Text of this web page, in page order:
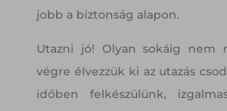
jobb a biztonság alapon.
Utazni jó! Olyan sokáig nem
végre élvezzük ki az utazás
időben felkészülünk,